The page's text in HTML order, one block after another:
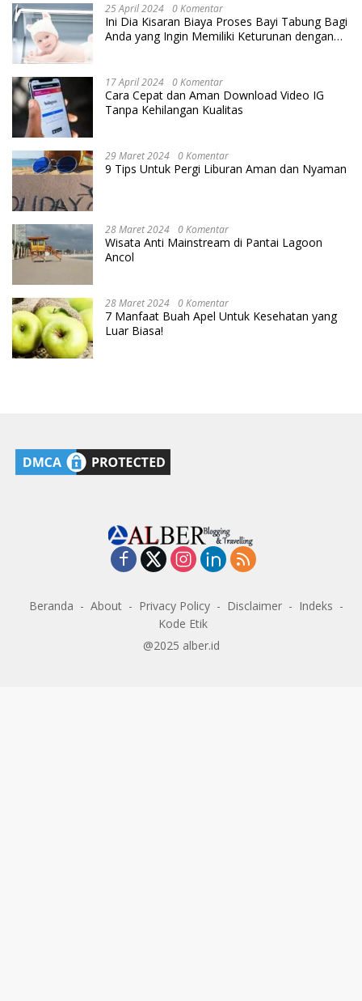
25 April 2024 0 Komentar
Ini Dia Kisaran Biaya Proses Bayi Tabung Bagi
Anda yang Ingin Memiliki Keturunan dengan
17 April 2024 0 Komentar
Cara Cepat dan Aman Download Video IG
Tanpa Kehilangan Kualitas
29 Maret 2024 0 Komentar
9 Tips Untuk Pergi Liburan Aman dan Nyaman
28 Maret 2024 0 Komentar
Wisata Anti Mainstream di Pantai Lagoon
Ancol
28 Maret 2024 0 Komentar
7 Manfaat Buah Apel Untuk Kesehatan yang
Luar Biasa!
Beranda About Privacy Policy Disclaimer
Indeks
Kode Etik
@2025 alber.id